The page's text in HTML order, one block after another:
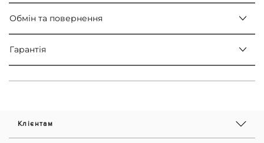
Обмін та повернення
Гарантія
Клієнтам